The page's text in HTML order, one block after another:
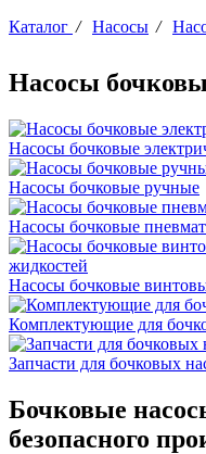
Каталог / Насосы /
Насосы
Насосы бочковые
Насосы бочковые ручные
Насосы бочковые
Насосы бочковые
Комплектующие для
Запчасти для бочковых
Бочковые
безопасного